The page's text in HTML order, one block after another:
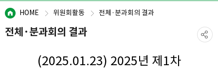
위원회 현장
역대 위원 활동
HOME 위원회활동 전체·분과회의 결과
전체·분과회의 결과
(2025.01.23) 2025년 제1차